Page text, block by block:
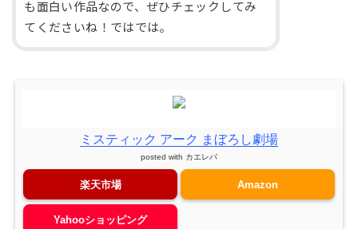
も面白い作品なので、ぜひチェックしてみ
てくださいね！ではでは。
ミスティック アーク まぼろし劇場
posted with カエレバ
楽天市場 Amazon
Yahooショッピング